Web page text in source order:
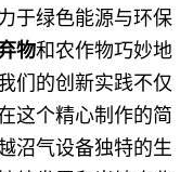
于绿色能源与环保
物和农作物巧妙地
们的创新实践不仅
这个精心制作的简
沼气设备独特的生